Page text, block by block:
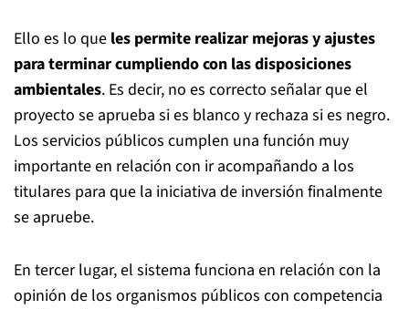
Ello es lo que les permite realizar mejoras y ajustes
para terminar cumpliendo con las disposiciones
ambientales. Es decir, no es correcto señalar que el
proyecto se aprueba si es blanco y rechaza si es negro.
Los servicios públicos cumplen una función muy
importante en relación con ir acompañando a los
titulares para que la iniciativa de inversión finalmente
se apruebe.
En tercer lugar, el sistema funciona en relación con la
opinión de los organismos públicos con competencia